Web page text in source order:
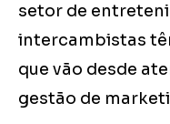
setor de
intercambistas
que vão desde
gestão de